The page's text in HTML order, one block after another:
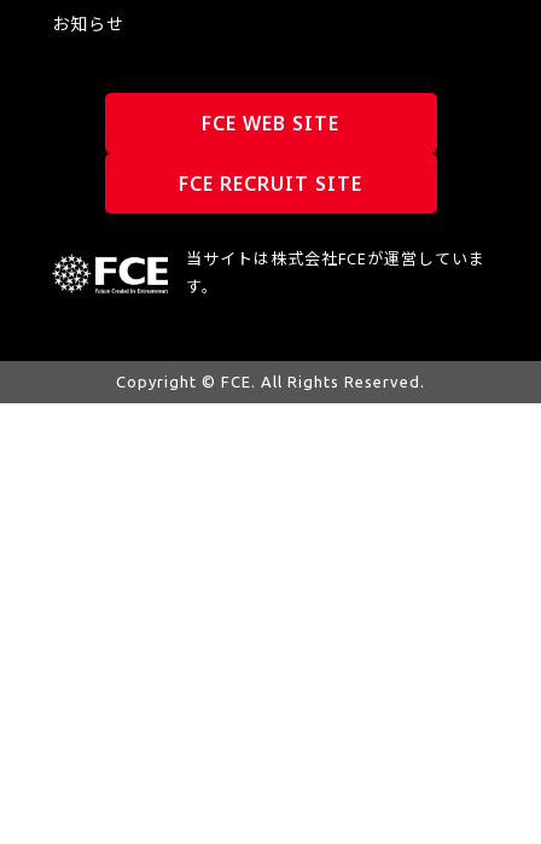
お知らせ
FCE WEB SITE
FCE RECRUIT SITE
当サイトは株式会社FCEが運営していま
す。
Copyright © FCE. All Rights Reserved.